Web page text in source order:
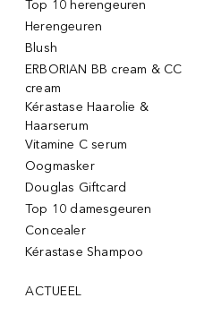
Top 10 herengeuren
Herengeuren
Blush
ERBORIAN BB cream & CC
cream
Kérastase Haarolie &
Haarserum
Vitamine C serum
Oogmasker
Douglas Giftcard
Top 10 damesgeuren
Concealer
Kérastase Shampoo
ACTUEEL